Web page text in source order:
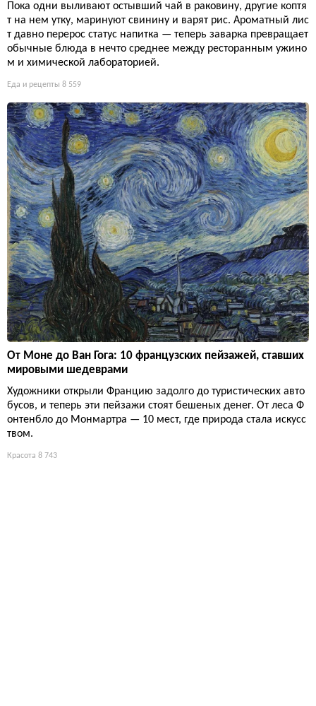
Пока одни выливают остывший чай в раковину, другие коптя
т на нем утку, маринуют свинину и варят рис. Ароматный лис
т давно перерос статус напитка — теперь заварка превращает
обычные блюда в нечто среднее между ресторанным ужино
м и химической лабораторией.
Еда и рецепты 8 559
От Моне до Ван Гога: 10 французских пейзажей, ставших
мировыми шедеврами
Художники открыли Францию задолго до туристических авто
бусов, и теперь эти пейзажи стоят бешеных денег. От леса Ф
онтенбло до Монмартра — 10 мест, где природа стала искусс
твом.
Красота 8 743